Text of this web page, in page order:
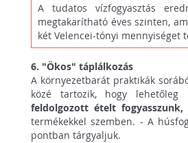
A tudatos vízfogyasztás
megtakarítható éves szinten,
két Velencei-tónyi mennyiséget
6. "Ökos" táplálkozás
A környezetbarát praktikák
közé tartozik, hogy
feldolgozott ételt fogyasszunk,
termékekkel szemben. - A
pontban tárgyaljuk.